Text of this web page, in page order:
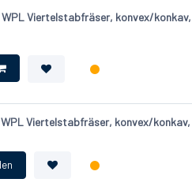
WPL Viertelstabfräser, konvex/konkav,
WPL Viertelstabfräser, konvex/konkav,